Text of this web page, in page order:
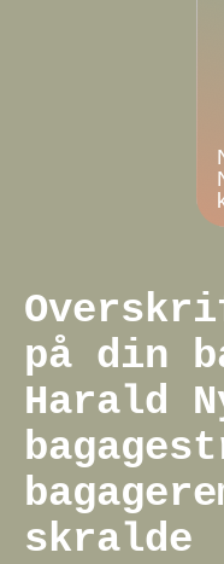
på din
Harald
skralde